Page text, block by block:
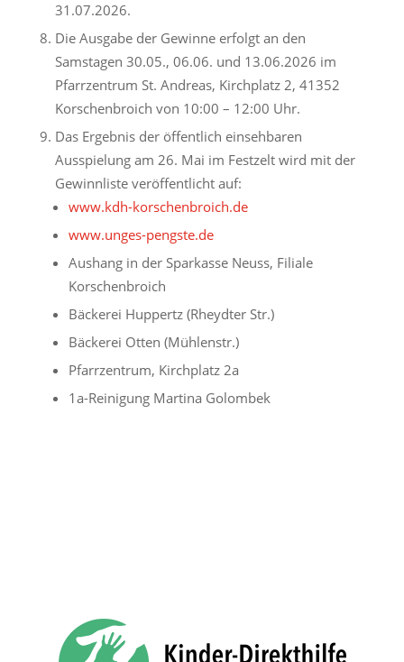
31.07.2026.
Die Ausgabe der Gewinne erfolgt an den
Samstagen 30.05., 06.06. und 13.06.2026 im
Pfarrzentrum St. Andreas, Kirchplatz 2, 41352
Korschenbroich von 10:00 – 12:00 Uhr.
Das Ergebnis der öffentlich einsehbaren
Ausspielung am 26. Mai im Festzelt wird mit der
Gewinnliste veröffentlicht auf:
www.kdh-korschenbroich.de
www.unges-pengste.de
Aushang in der Sparkasse Neuss, Filiale
Korschenbroich
Bäckerei Huppertz (Rheydter Str.)
Bäckerei Otten (Mühlenstr.)
Pfarrzentrum, Kirchplatz 2a
1a-Reinigung Martina Golombek